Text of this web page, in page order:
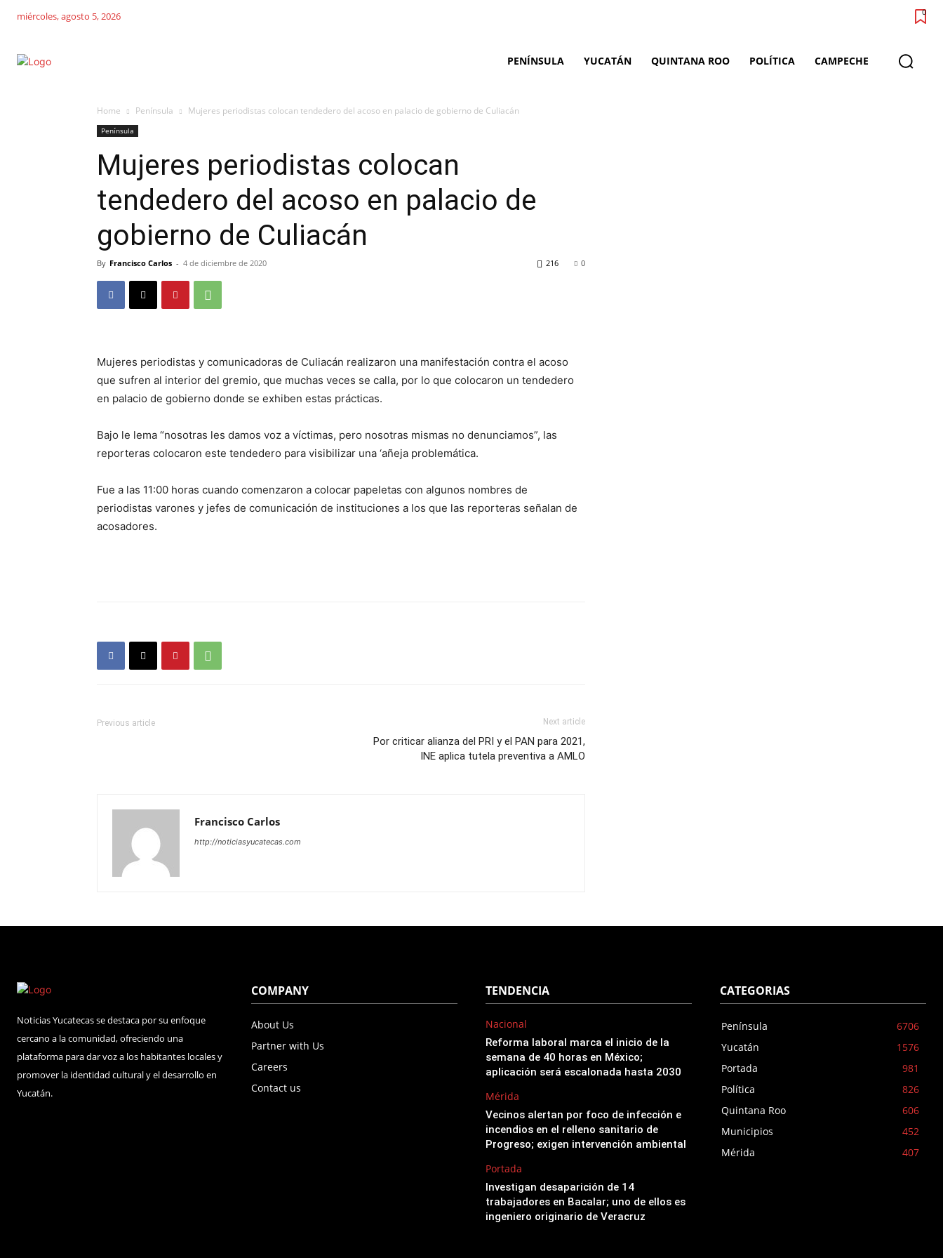
miércoles, agosto 5, 2026 0
PENÍNSULA YUCATÁN QUINTANA ROO POLÍTICA CAMPECHE
Home Península Mujeres periodistas colocan tendedero del acoso en palacio de gobierno de Culiacán
Península
Mujeres periodistas colocan
tendedero del acoso en palacio de
gobierno de Culiacán
By Francisco Carlos - 4 de diciembre de 2020 0
216
Mujeres periodistas y comunicadoras de Culiacán realizaron una manifestación contra el acoso
que sufren al interior del gremio, que muchas veces se calla, por lo que colocaron un tendedero
en palacio de gobierno donde se exhiben estas prácticas.
Bajo le lema “nosotras les damos voz a víctimas, pero nosotras mismas no denunciamos”, las
reporteras colocaron este tendedero para visibilizar una ‘añeja problemática.
Fue a las 11:00 horas cuando comenzaron a colocar papeletas con algunos nombres de
periodistas varones y jefes de comunicación de instituciones a los que las reporteras señalan de
acosadores.
Previous article Next article
Por criticar alianza del PRI y el PAN para 2021,
INE aplica tutela preventiva a AMLO
Francisco Carlos
http://noticiasyucatecas.com
Noticias Yucatecas se destaca por su enfoque
cercano a la comunidad, ofreciendo una
plataforma para dar voz a los habitantes locales y
promover la identidad cultural y el desarrollo en
Yucatán.
COMPANY
About Us
Partner with Us
Careers
Contact us
TENDENCIA
Nacional
Reforma laboral marca el inicio de la
semana de 40 horas en México;
aplicación será escalonada hasta 2030
Mérida
Vecinos alertan por foco de infección e
incendios en el relleno sanitario de
Progreso; exigen intervención ambiental
Portada
Investigan desaparición de 14
trabajadores en Bacalar; uno de ellos es
ingeniero originario de Veracruz
CATEGORIAS
Península
6706
Yucatán
1576
Portada
981
Política
826
Quintana Roo
606
Municipios
452
Mérida
407